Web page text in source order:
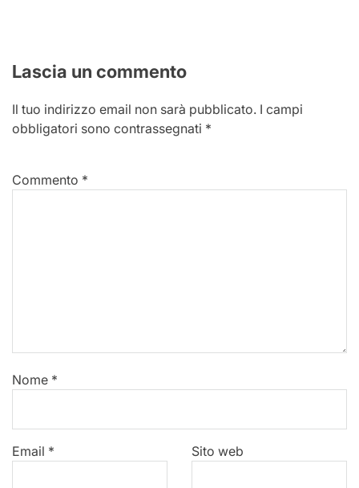
Lascia un commento
Il tuo indirizzo email non sarà pubblicato. I campi
obbligatori sono contrassegnati *
Commento *
Nome *
Email * Sito web